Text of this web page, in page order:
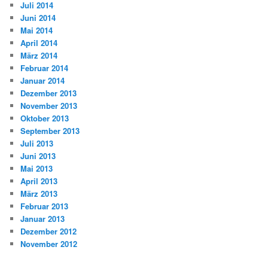
Juli 2014
Juni 2014
Mai 2014
April 2014
März 2014
Februar 2014
Januar 2014
Dezember 2013
November 2013
Oktober 2013
September 2013
Juli 2013
Juni 2013
Mai 2013
April 2013
März 2013
Februar 2013
Januar 2013
Dezember 2012
November 2012